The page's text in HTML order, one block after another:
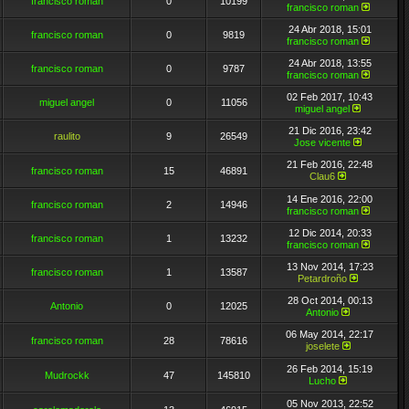
francisco roman
francisco roman 0 9819
24 Abr 2018, 15:01
francisco roman
francisco roman 0 9787
24 Abr 2018, 13:55
francisco roman
miguel angel 0 11056
02 Feb 2017, 10:43
miguel angel
raulito 9 26549
21 Dic 2016, 23:42
Jose vicente
francisco roman 15 46891
21 Feb 2016, 22:48
Clau6
francisco roman 2 14946
14 Ene 2016, 22:00
francisco roman
francisco roman 1 13232
12 Dic 2014, 20:33
francisco roman
francisco roman 1 13587
13 Nov 2014, 17:23
Petardroño
Antonio 0 12025
28 Oct 2014, 00:13
Antonio
francisco roman 28 78616
06 May 2014, 22:17
joselete
Mudrockk 47 145810
26 Feb 2014, 15:19
Lucho
05 Nov 2013, 22:52